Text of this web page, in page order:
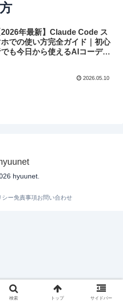
2026年最新】Claude Code ス
ホでの使い方完全ガイド｜初心
も今日から使えるAIコーディ
2026.05.10
hyuunet.
シー免責事項お問い合わせ
検索 トップ サイドバー